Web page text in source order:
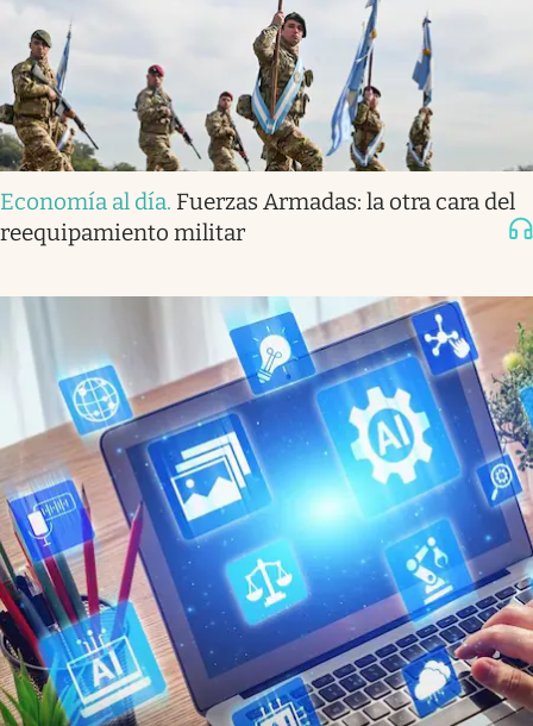
Economía al día. Fuerzas Armadas: la otra cara del
reequipamiento militar